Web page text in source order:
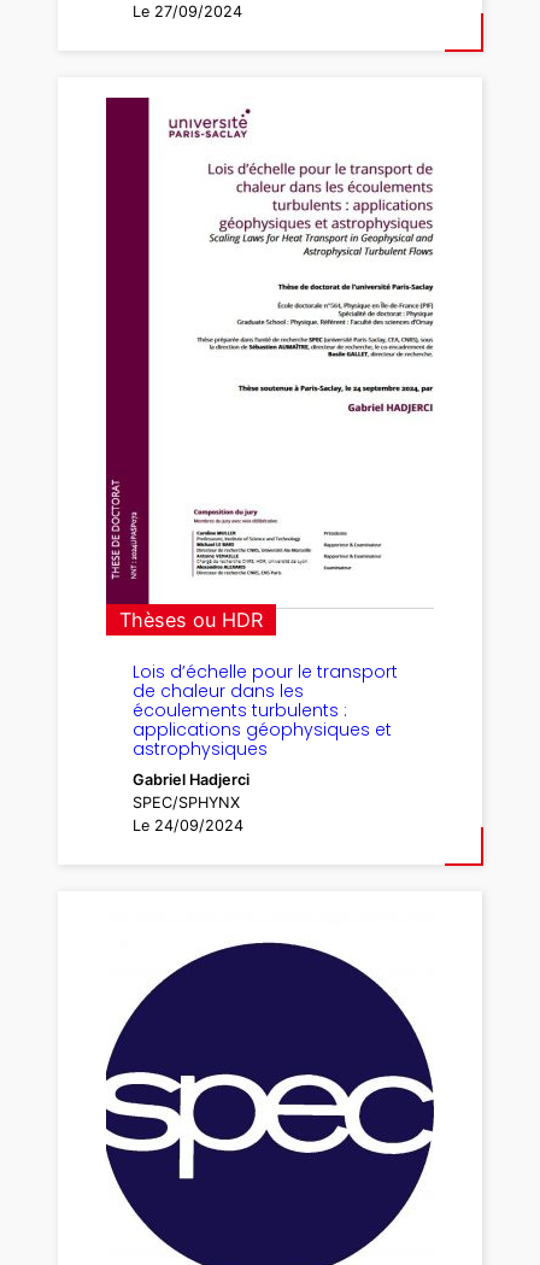
Le 27/09/2024
Thèses ou HDR
Lois d’échelle pour le transport
de chaleur dans les
écoulements turbulents :
applications géophysiques et
astrophysiques
Gabriel Hadjerci
SPEC/SPHYNX
Le 24/09/2024